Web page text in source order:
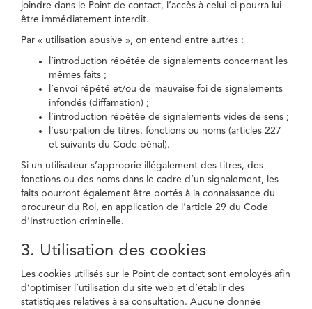
joindre dans le Point de contact, l’accès à celui-ci pourra lui
être immédiatement interdit.
Par « utilisation abusive », on entend entre autres :
l’introduction répétée de signalements concernant les
mêmes faits ;
l’envoi répété et/ou de mauvaise foi de signalements
infondés (diffamation) ;
l’introduction répétée de signalements vides de sens ;
l’usurpation de titres, fonctions ou noms (articles 227
et suivants du Code pénal).
Si un utilisateur s’approprie illégalement des titres, des
fonctions ou des noms dans le cadre d’un signalement, les
faits pourront également être portés à la connaissance du
procureur du Roi, en application de l’article 29 du Code
d’Instruction criminelle.
3. Utilisation des cookies
Les cookies utilisés sur le Point de contact sont employés afin
d’optimiser l’utilisation du site web et d’établir des
statistiques relatives à sa consultation. Aucune donnée